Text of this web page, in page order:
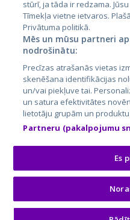
City24.lv
City24.ee
GetaPro.lv
GetaPro.ee
Skelbiu.lt
Autoplius.lt
Aruodas.lt
© 2026 GetaPro. Все права
stūrī, ja tāda ir redzama.
Tīmekļa vietne ietvaros.
Privātuma politikā.
Mēs un mūsu partneri
nodrošinātu:
Precīzas atrašanās vietas
skenēšana identifikācijas
un/vai piekļuve tai.
un satura efektivitātes
lietotāju grupām un
Partneru (pakalpojumu
Es